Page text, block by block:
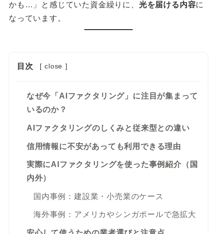
かも…」と感じていた資金繰りに、 光を届ける内容に
なっています。
目次 [ close ]
なぜ今「AIファクタリング」に注目が集まって
いるのか？
AIファクタリングのしくみと従来型との違い
信用情報に不安があっても利用できる理由
実際にAIファクタリングを使った事例紹介（国
内外）
国内事例：建設業・小売業のケース
海外事例：アメリカやシンガポールで急拡大